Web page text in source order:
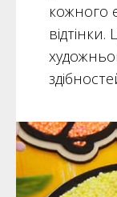
кожного